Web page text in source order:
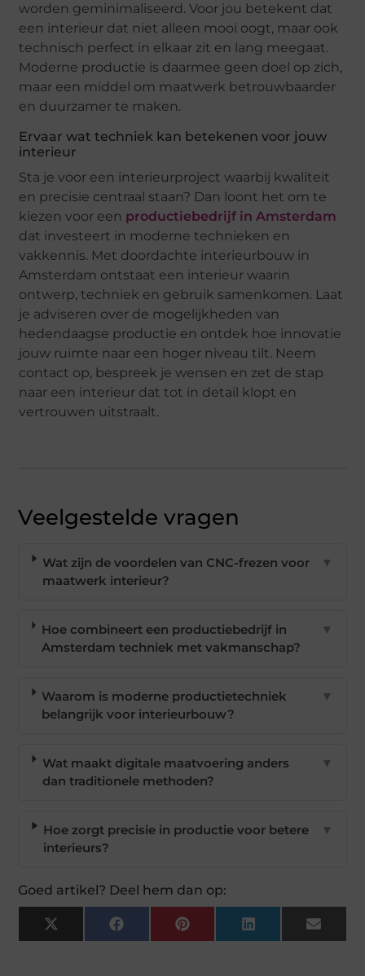
worden geminimaliseerd. Voor jou betekent dat
een interieur dat niet alleen mooi oogt, maar ook
technisch perfect in elkaar zit en lang meegaat.
Moderne productie is daarmee geen doel op zich,
maar een middel om maatwerk betrouwbaarder
en duurzamer te maken.
Ervaar wat techniek kan betekenen voor jouw
interieur
Sta je voor een interieurproject waarbij kwaliteit
en precisie centraal staan? Dan loont het om te
kiezen voor een productiebedrijf in Amsterdam
dat investeert in moderne technieken en
vakkennis. Met doordachte interieurbouw in
Amsterdam ontstaat een interieur waarin
ontwerp, techniek en gebruik samenkomen. Laat
je adviseren over de mogelijkheden van
hedendaagse productie en ontdek hoe innovatie
jouw ruimte naar een hoger niveau tilt. Neem
contact op, bespreek je wensen en zet de stap
naar een interieur dat tot in detail klopt en
vertrouwen uitstraalt.
Veelgestelde vragen
Wat zijn de voordelen van CNC-frezen voor
maatwerk interieur?
▼
Hoe combineert een productiebedrijf in
Amsterdam techniek met vakmanschap?
▼
Waarom is moderne productietechniek
belangrijk voor interieurbouw?
▼
Wat maakt digitale maatvoering anders
dan traditionele methoden?
▼
Hoe zorgt precisie in productie voor betere
interieurs?
▼
Goed artikel? Deel hem dan op:
X
(Twitter)
FacebookPinterest LinkedIn Email